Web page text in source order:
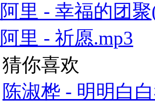
阿里 - 幸福的团
阿里 - 祈愿.mp3
猜你喜欢
陈淑桦 - 明明白